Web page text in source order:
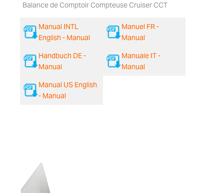
Balance de Comptoir Compteuse Cruiser CCT
Manual INTL
English - Manual
Manuel FR -
Manual
Handbuch DE -
Manual
Manuale IT -
Manual
Manual US English
- Manual